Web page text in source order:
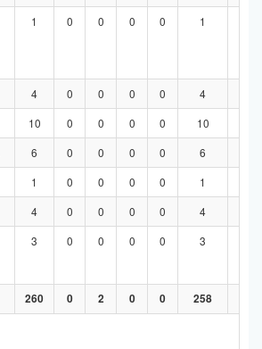
1 0 0 0 0 1
4 0 0 0 0 4
10 0 0 0 0 10
6 0 0 0 0 6
1 0 0 0 0 1
4 0 0 0 0 4
3 0 0 0 0 3
260 0 2 0 0 258